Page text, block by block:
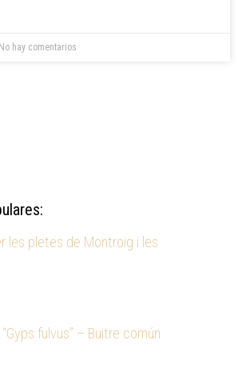
No hay comentarios
les pletes de Montroig i les
fulvus” – Buitre común